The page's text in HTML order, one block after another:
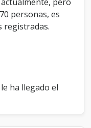
personas, es
registradas.
ha llegado el